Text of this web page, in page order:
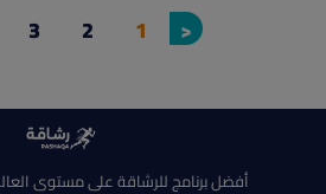
<
1
2
3
أفضل برنامج للرشاقة على مستوى